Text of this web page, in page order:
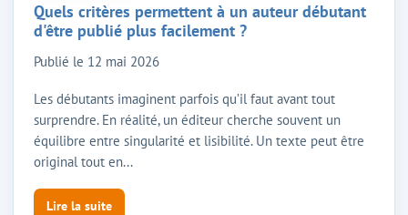
Quels critères permettent à un auteur débutant
d'être publié plus facilement ?
Publié le 12 mai 2026
Les débutants imaginent parfois qu’il faut avant tout
surprendre. En réalité, un éditeur cherche souvent un
équilibre entre singularité et lisibilité. Un texte peut être
original tout en...
Lire la suite